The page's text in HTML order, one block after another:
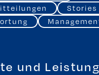
Stories
und